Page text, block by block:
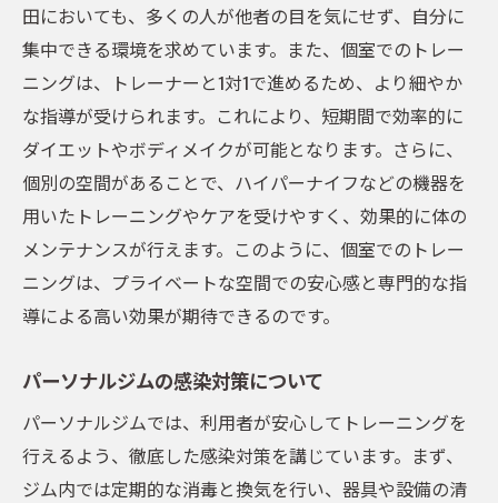
田においても、多くの人が他者の目を気にせず、自分に
集中できる環境を求めています。また、個室でのトレー
ニングは、トレーナーと1対1で進めるため、より細やか
な指導が受けられます。これにより、短期間で効率的に
ダイエットやボディメイクが可能となります。さらに、
個別の空間があることで、ハイパーナイフなどの機器を
用いたトレーニングやケアを受けやすく、効果的に体の
メンテナンスが行えます。このように、個室でのトレー
ニングは、プライベートな空間での安心感と専門的な指
導による高い効果が期待できるのです。
パーソナルジムの感染対策について
パーソナルジムでは、利用者が安心してトレーニングを
行えるよう、徹底した感染対策を講じています。まず、
ジム内では定期的な消毒と換気を行い、器具や設備の清